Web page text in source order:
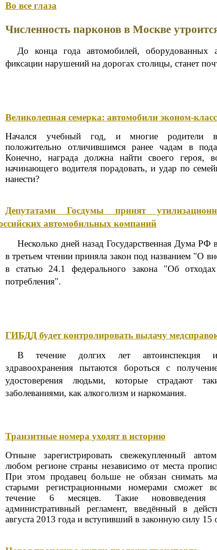
Во все глаза
Численность парконов в Москве
До конца года автомобилей, оборудованных
фиксации нарушений на дорогах столицы, станет
Великолепная семерка: автомобили эконом-
Начался учебный год, и многие родители
положительно отличившимся ранее чадам в
Конечно, награда должна найти своего героя,
начинающего водителя порадовать, и удар по
нанести?
Депутатами Госдумы принят
автомобильных компаний
Несколько дней назад Государственная Дума РФ
в третьем чтении приняла закон под названием "О
в статью 24.1 федерального закона "Об
потребления".
ГИБДД будет контролировать выдачу
В течение долгих лет автоинспекция и
здравоохранения пытаются бороться с
удостоверения людьми, которые страдают
заболеваниями, как алкоголизм и наркомания.
Транзитные номера уходят в историю
Отныне зарегистрировать свежекупленный
любом регионе страны независимо от места
При этом продавец больше не обязан снимать
старыми регистрационными номерами сможет
течение 6 месяцев. Такие нововведения
административный регламент, введённый в
августа 2013 года и вступивший в законную силу 15